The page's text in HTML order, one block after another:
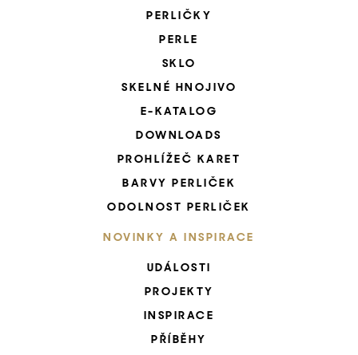
PERLIČKY
PERLE
SKLO
SKELNÉ HNOJIVO
E-KATALOG
DOWNLOADS
PROHLÍŽEČ KARET
BARVY PERLIČEK
ODOLNOST PERLIČEK
NOVINKY A INSPIRACE
UDÁLOSTI
PROJEKTY
INSPIRACE
PŘÍBĚHY